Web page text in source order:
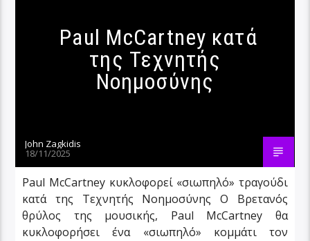
Paul McCartney κατά
της Τεχνητής
Νοημοσύνης
John Zagkidis
18/11/2025
Paul McCartney κυκλοφορεί «σιωπηλό» τραγούδι
κατά της Τεχνητής Νοημοσύνης Ο Βρετανός
θρύλος της μουσικής, Paul McCartney θα
κυκλοφορήσει ένα «σιωπηλό» κομμάτι τον